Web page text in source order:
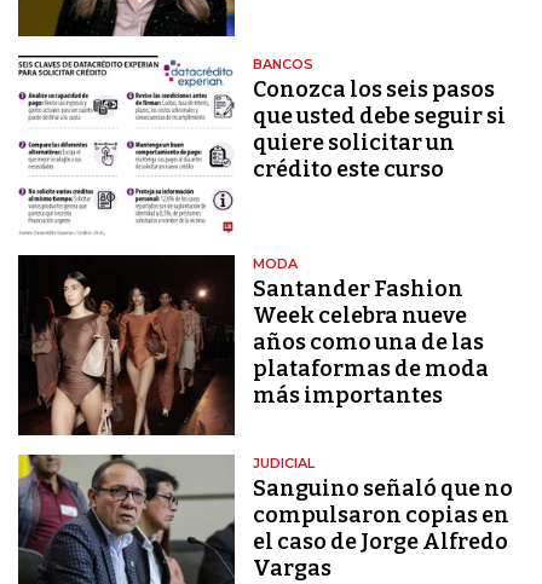
BANCOS
Conozca los seis pasos
que usted debe seguir si
quiere solicitar un
crédito este curso
MODA
Santander Fashion
Week celebra nueve
años como una de las
plataformas de moda
más importantes
JUDICIAL
Sanguino señaló que no
compulsaron copias en
el caso de Jorge Alfredo
Vargas